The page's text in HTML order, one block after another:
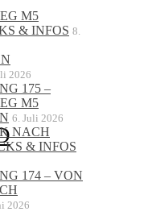
M5
& INFOS 8.
2026
175 –
M5
6. Juli 2026
NACH
& INFOS
174 – VON
2026